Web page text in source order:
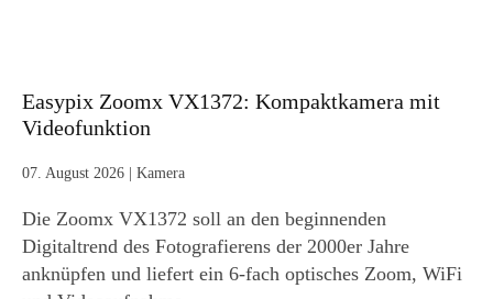
Easypix Zoomx VX1372: Kompaktkamera mit
Videofunktion
07. August 2026 Kamera
Die Zoomx VX1372 soll an den beginnenden
Digitaltrend des Fotografierens der 2000er Jahre
anknüpfen und liefert ein 6-fach optisches Zoom, WiFi